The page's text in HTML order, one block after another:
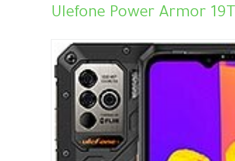
Ulefone Power Armor